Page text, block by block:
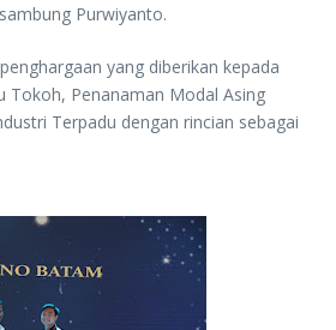
Purwiyanto.
yang diberikan kepada
Tokoh, Penanaman Modal Asing
Terpadu dengan rincian sebagai